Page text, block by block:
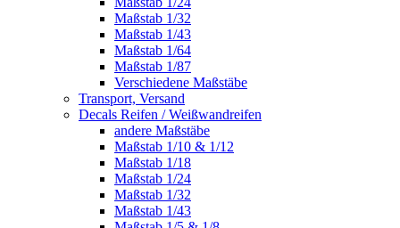
Maßstab 1/32
Maßstab 1/43
Maßstab 1/64
Maßstab 1/87
Verschiedene Maßstäbe
Transport, Versand
Decals Reifen / Weißwandreifen
andere Maßstäbe
Maßstab 1/10 & 1/12
Maßstab 1/18
Maßstab 1/24
Maßstab 1/32
Maßstab 1/43